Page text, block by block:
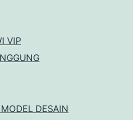
VIP
DESAIN